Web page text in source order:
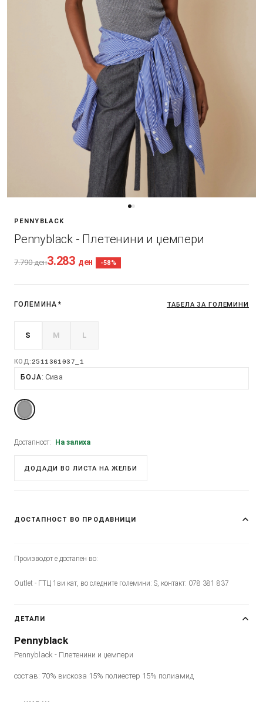
PENNYBLACK
Pennyblack - Плетенини и џемпери
7.790ден3.283 ден -58%
ГОЛЕМИНА * ТАБЕЛА ЗА ГОЛЕМИНИ
S M L
КОД:2511361037_1
БОЈА Сива
Достапност: На залиха
ДОДАДИ ВО ЛИСТА НА ЖЕЛБИ
ДОСТАПНОСТ ВО ПРОДАВНИЦИ
Производот е достапен во:
Outlet - ГТЦ 1ви кат, во следните големини: S, контакт: 078 381 837
ДЕТАЛИ
Pennyblack
Pennyblack - Плетенини и џемпери
состав: 70% вискоза 15% полиестер 15% полиамид